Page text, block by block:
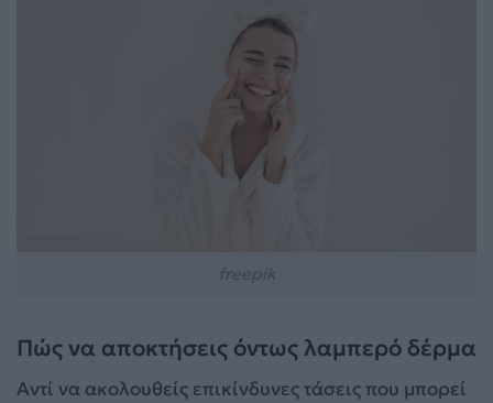
Πώς να αποκτήσεις όντως λαμπερό δέρμα
Αντί να ακολουθείς επικίνδυνες τάσεις που μπορεί